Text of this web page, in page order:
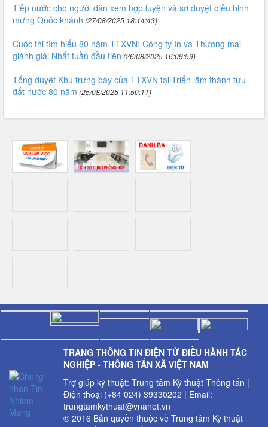
Tiếp nước cho người dân xem hợp luyện và sơ duyệt diễu binh
mừng Quốc khánh (27/08/2025 18:14:43)
Cuộc thi tìm hiểu 80 năm TTXVN: Công ty In và Thương mại
giành giải Nhất tuần đầu tiên (26/08/2025 16:09:59)
Tổng duyệt Khu trưng bày của TTXVN tại Triển lãm thành tựu
đất nước 80 năm (25/08/2025 11:50:11)
TRANG THÔNG TIN ĐIỆN TỬ ĐIỀU HÀNH TÁC
NGHIỆP - THÔNG TẤN XÃ VIỆT NAM
Trợ giúp kỹ thuật: Trung tâm Kỹ thuật Thông tấn |
Điện thoại (+84 024) 39330202 | Email:
trungtamkythuat@vnanet.vn
© 2016 Bản quyền thuộc về Trung tâm Kỹ thuật